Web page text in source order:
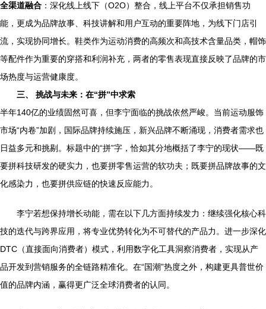
全渠道融合 ：深化线上线下（O2O）整合，线上平台不仅承担销售功
能，更成为品牌故事、科技讲解和用户互动的重要阵地，为线下门店引
流，实现协同增长。鞋类作为运动消费的高频次和高技术含量品类，帽饰
等配件作为重要的穿搭和利润补充，两者的零售表现直接反映了品牌的市
场热度与运营健康度。
三、 挑战与未来：在“拼”中求索
半年140亿的业绩固然可喜，但李宁面临的挑战依然严峻。当前运动服饰
市场“内卷”加剧，国际品牌持续施压，新兴品牌不断涌现，消费者需求也
日益多元和挑剔。标题中的“拼”字，恰如其分地概括了李宁的现状——既
要拼科技研发的硬实力，也要拼零售运营的软功夫；既要拼品牌故事的文
化感染力，也要拼供应链的快速反应能力。
李宁若想保持增长动能，需在以下几方面持续发力：继续强化核心科
技的迭代与跨界应用，将专业优势转化为不可替代的产品力。进一步深化
DTC（直接面向消费者）模式，利用数字化工具洞察消费者，实现从产
品开发到营销服务的全链路精准化。在“国潮”热度之外，构建更具普世价
值的品牌内涵，赢得更广泛全球消费者的认同。